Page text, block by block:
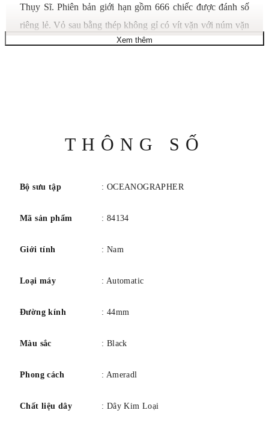
Thụy Sĩ. Phiên bản giới hạn gồm 666 chiếc được đánh số
riêng lẻ. Vỏ sau bằng thép không gỉ có vít vặn với núm vặn
vặn xuống, viền một chiều màu đen/trắng, mặt số ba kim
mét/666 feet. Được trình bày trong bao bì đặc biệt với thẻ
chèn phiên bản giới hạn đặc biệt. Thụy Sĩ sản xuất.
Đường kính vỏ: 40,5
Chức năng: Lịch, Tự động
Khả năng chống nước: 0200M
Xem thêm
THÔNG SỐ
Bộ sưu tập : OCEANOGRAPHER
Mã sản phẩm : 84134
Giới tính : Nam
Loại máy : Automatic
Đường kính : 44mm
Màu sắc : Black
Phong cách : Ameradl
Chất liệu dây : Dây Kim Loại